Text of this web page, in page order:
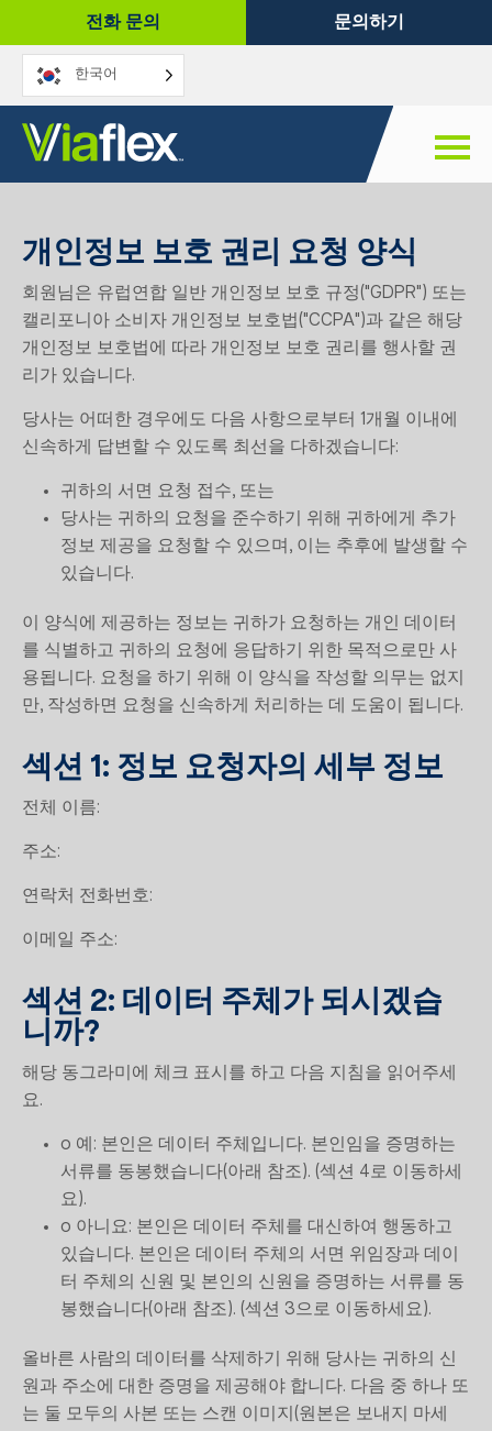
전화 문의 문의하기
한국어
개인정보 보호 권리 요청 양식
회원님은 유럽연합 일반 개인정보 보호 규정("GDPR") 또는
캘리포니아 소비자 개인정보 보호법("CCPA")과 같은 해당
개인정보 보호법에 따라 개인정보 보호 권리를 행사할 권
리가 있습니다.
당사는 어떠한 경우에도 다음 사항으로부터 1개월 이내에
신속하게 답변할 수 있도록 최선을 다하겠습니다:
귀하의 서면 요청 접수, 또는
당사는 귀하의 요청을 준수하기 위해 귀하에게 추가
정보 제공을 요청할 수 있으며, 이는 추후에 발생할 수
있습니다.
이 양식에 제공하는 정보는 귀하가 요청하는 개인 데이터
를 식별하고 귀하의 요청에 응답하기 위한 목적으로만 사
용됩니다. 요청을 하기 위해 이 양식을 작성할 의무는 없지
만, 작성하면 요청을 신속하게 처리하는 데 도움이 됩니다.
섹션 1: 정보 요청자의 세부 정보
전체 이름:
주소:
연락처 전화번호:
이메일 주소:
섹션 2: 데이터 주체가 되시겠습
니까?
해당 동그라미에 체크 표시를 하고 다음 지침을 읽어주세
요.
o 예: 본인은 데이터 주체입니다. 본인임을 증명하는
서류를 동봉했습니다(아래 참조). (섹션 4로 이동하세
요).
o 아니요: 본인은 데이터 주체를 대신하여 행동하고
있습니다. 본인은 데이터 주체의 서면 위임장과 데이
터 주체의 신원 및 본인의 신원을 증명하는 서류를 동
봉했습니다(아래 참조). (섹션 3으로 이동하세요).
올바른 사람의 데이터를 삭제하기 위해 당사는 귀하의 신
원과 주소에 대한 증명을 제공해야 합니다. 다음 중 하나 또
는 둘 모두의 사본 또는 스캔 이미지(원본은 보내지 마세